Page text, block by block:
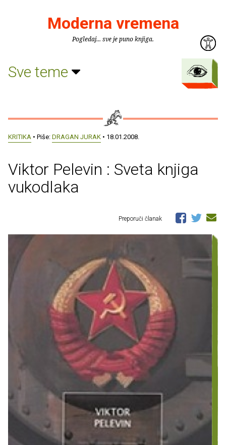
Moderna vremena
Pogledaj... sve je puno knjiga.
Sve teme
KRITIKA • Piše: DRAGAN JURAK • 18.01.2008.
Viktor Pelevin : Sveta knjiga
vukodlaka
Preporuči članak